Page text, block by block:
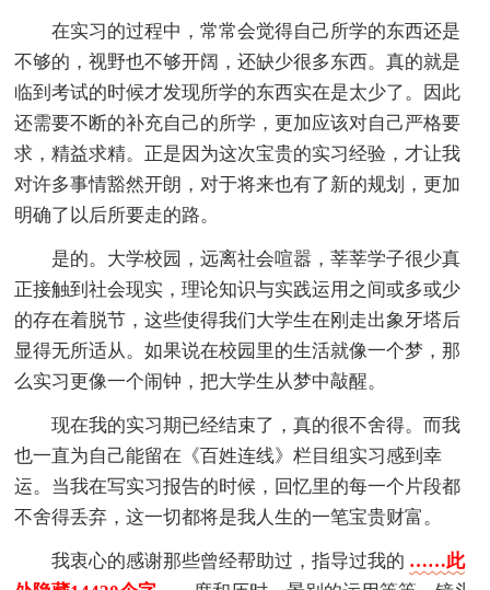
在实习的过程中，常常会觉得自己所学的东西还是
不够的，视野也不够开阔，还缺少很多东西。真的就是
临到考试的时候才发现所学的东西实在是太少了。因此
还需要不断的补充自己的所学，更加应该对自己严格要
求，精益求精。正是因为这次宝贵的实习经验，才让我
对许多事情豁然开朗，对于将来也有了新的规划，更加
明确了以后所要走的路。
是的。大学校园，远离社会喧嚣，莘莘学子很少真
正接触到社会现实，理论知识与实践运用之间或多或少
的存在着脱节，这些使得我们大学生在刚走出象牙塔后
显得无所适从。如果说在校园里的生活就像一个梦，那
么实习更像一个闹钟，把大学生从梦中敲醒。
现在我的实习期已经结束了，真的很不舍得。而我
也一直为自己能留在《百姓连线》栏目组实习感到幸
运。当我在写实习报告的时候，回忆里的每一个片段都
不舍得丢弃，这一切都将是我人生的一笔宝贵财富。
我衷心的感谢那些曾经帮助过，指导过我的 ……此